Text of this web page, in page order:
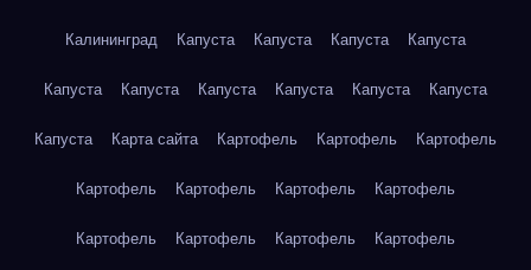
Калининград Капуста Капуста Капуста Капуста
Капуста Капуста Капуста Капуста Капуста Капуста
Капуста Карта сайта Картофель Картофель Картофель
Картофель Картофель Картофель Картофель
Картофель Картофель Картофель Картофель